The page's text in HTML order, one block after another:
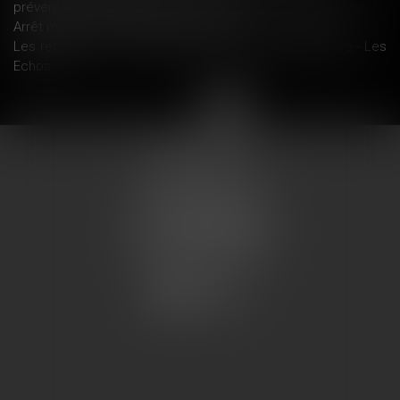
prévention - Éditions Francis Lefebvre
Arrêt maladie : l’employeur doit « assurer » - Le Monde
Les retraites vont être revalorisées de 0,8% en octobre - Les
Echos